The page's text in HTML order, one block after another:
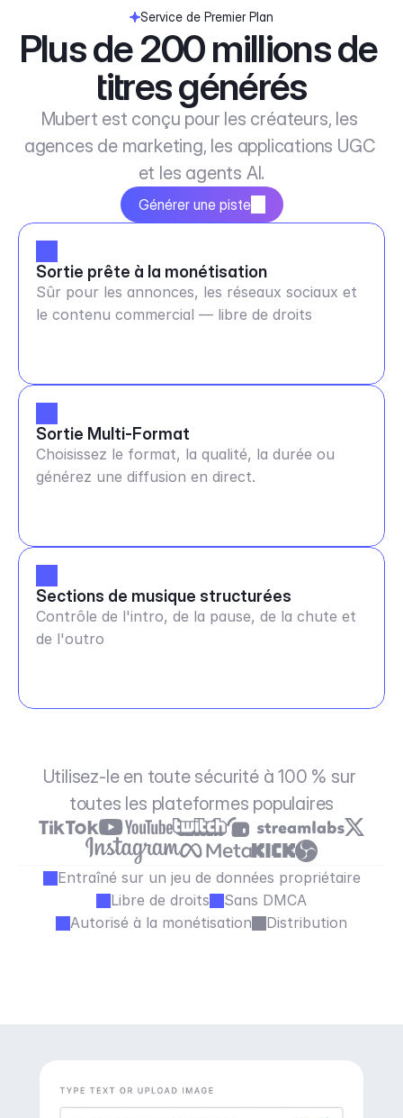
Service de Premier Plan
Plus de 200 millions de
titres générés
Mubert est conçu pour les créateurs, les
agences de marketing, les applications UGC
et les agents AI.
Générer une piste
Sortie prête à la monétisation
Sûr pour les annonces, les réseaux sociaux et
le contenu commercial — libre de droits
Sortie Multi-Format
Choisissez le format, la qualité, la durée ou
générez une diffusion en direct.
Sections de musique structurées
Contrôle de l'intro, de la pause, de la chute et
de l'outro
Utilisez-le en toute sécurité à 100 % sur
toutes les plateformes populaires
Entraîné sur un jeu de données propriétaire
Libre de droits
Sans DMCA
Autorisé à la monétisation
Distribution